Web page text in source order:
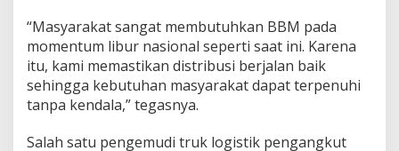
“Masyarakat sangat membutuhkan BBM pada
momentum libur nasional seperti saat ini. Karena
itu, kami memastikan distribusi berjalan baik
sehingga kebutuhan masyarakat dapat terpenuhi
tanpa kendala,” tegasnya.
Salah satu pengemudi truk logistik pengangkut